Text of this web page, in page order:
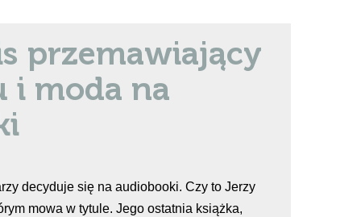
przemawiający
i moda na
decyduje się na audiobooki. Czy to Jerzy
mowa w tytule. Jego ostatnia książka,